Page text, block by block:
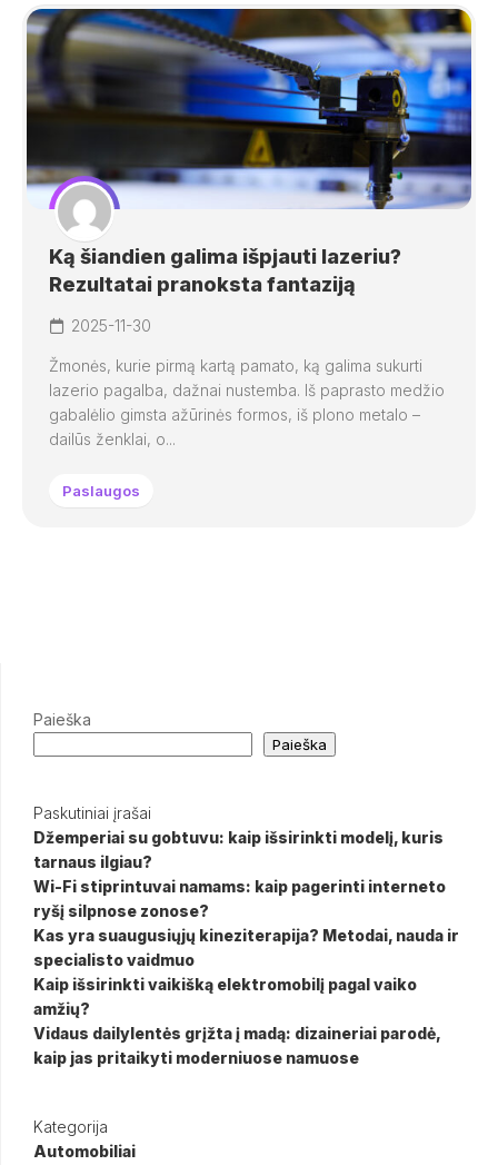
Ką šiandien galima išpjauti lazeriu?
Rezultatai pranoksta fantaziją
2025-11-30
Žmonės, kurie pirmą kartą pamato, ką galima sukurti
lazerio pagalba, dažnai nustemba. Iš paprasto medžio
gabalėlio gimsta ažūrinės formos, iš plono metalo –
dailūs ženklai, o...
Paslaugos
Paieška
Paieška
Paskutiniai įrašai
Džemperiai su gobtuvu: kaip išsirinkti modelį, kuris
tarnaus ilgiau?
Wi-Fi stiprintuvai namams: kaip pagerinti interneto
ryšį silpnose zonose?
Kas yra suaugusiųjų kineziterapija? Metodai, nauda ir
specialisto vaidmuo
Kaip išsirinkti vaikišką elektromobilį pagal vaiko
amžių?
Vidaus dailylentės grįžta į madą: dizaineriai parodė,
kaip jas pritaikyti moderniuose namuose
Kategorija
Automobiliai